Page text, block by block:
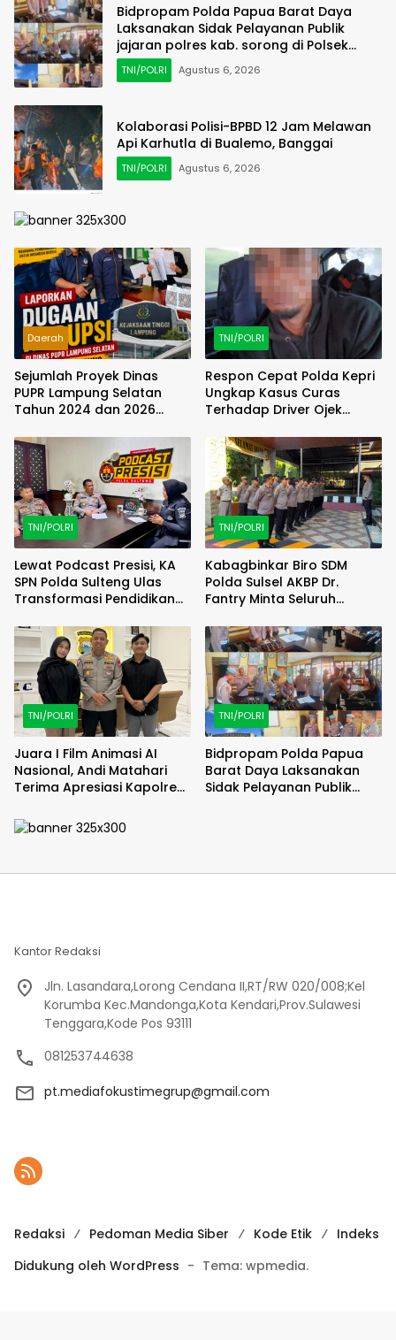
Bidpropam Polda Papua Barat Daya
Laksanakan Sidak Pelayanan Publik
jajaran polres kab. sorong di Polsek
Salawati
TNI/POLRI Agustus 6, 2026
Kolaborasi Polisi-BPBD 12 Jam Melawan
Api Karhutla di Bualemo, Banggai
TNI/POLRI Agustus 6, 2026
Daerah
Sejumlah Proyek Dinas
PUPR Lampung Selatan
Tahun 2024 dan 2026
KEJATI Lampung
TNI/POLRI
Respon Cepat Polda Kepri
Ungkap Kasus Curas
Terhadap Driver Ojek
Berhasil Diamankan
TNI/POLRI
Lewat Podcast Presisi, KA
SPN Polda Sulteng Ulas
Transformasi Pendidikan
TNI/POLRI
Kabagbinkar Biro SDM
Polda Sulsel AKBP Dr.
Fantry Minta Seluruh
Debu
TNI/POLRI
Juara I Film Animasi AI
Nasional, Andi Matahari
Terima Apresiasi Kapolres
TNI/POLRI
Bidpropam Polda Papua
Barat Daya Laksanakan
Sidak Pelayanan Publik
Kantor Redaksi
Jln. Lasandara,Lorong Cendana II,RT/RW 020/008;Kel
Korumba Kec.Mandonga,Kota Kendari,Prov.Sulawesi
Tenggara,Kode Pos 93111
081253744638
pt.mediafokustimegrup@gmail.com
Redaksi Pedoman Media Siber Kode Etik
Indeks
Didukung oleh WordPress - Tema: wpmedia.